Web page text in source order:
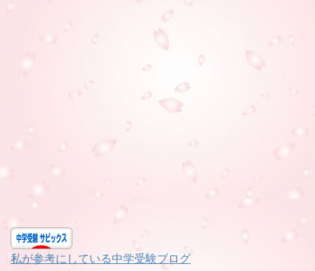
私が参考にしている中学受験ブログ